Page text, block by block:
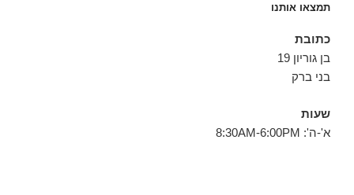
תמצאו אותנו
כתובת
בן גוריון 19
בני ברק
שעות
א'-ה': 8:30AM-6:00PM